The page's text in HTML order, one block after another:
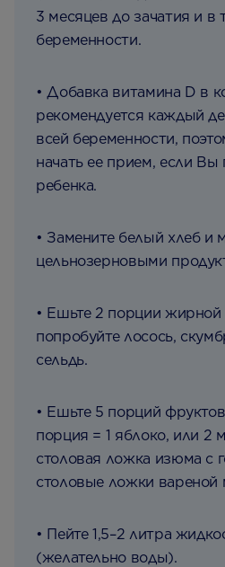
3 месяцев до зачатия и в
беременности.
• Добавка витамина D в
рекомендуется каждый
всей беременности,
начать ее прием, если Вы
ребенка.
• Замените белый хлеб и
цельнозерновыми
• Ешьте 2 порции
попробуйте лосось,
сельдь.
• Ешьте 5 порций
порция = 1 яблоко, или 2
столовая ложка изюма с
столовые ложки вареной
• Пейте 1,5–2 литра
(желательно воды).